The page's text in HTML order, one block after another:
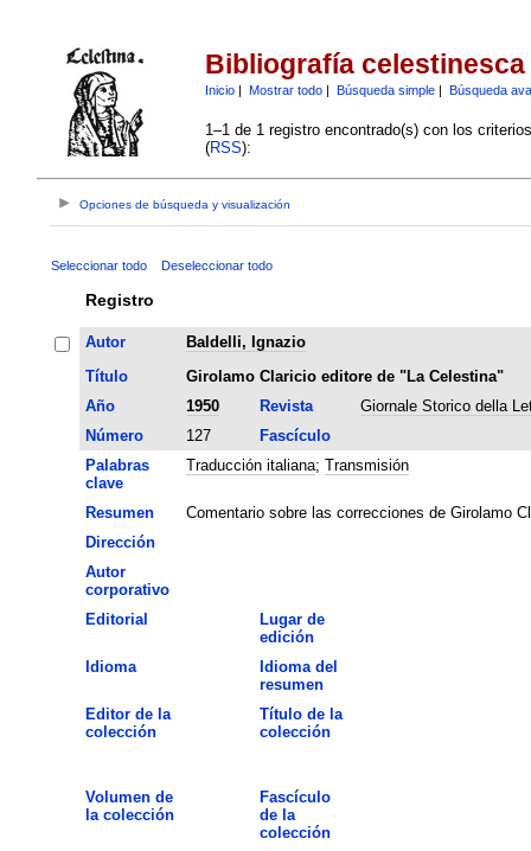
Bibliografía celestinesca
Inicio| Mostrar todo| Búsqueda simple| Búsqueda
1–1 de 1 registro encontrado(s) con los
(RSS):
Opciones de búsqueda y visualización
Seleccionar todo Deseleccionar todo
Registro
Autor
Baldelli, Ignazio
Título
Girolamo Claricio editore de "La Celestina"
Año
1950 Revista
Giornale Storico della
Número
127
Fascículo
Palabras
clave
Traducción italiana; Transmisión
Resumen
Comentario sobre las correcciones de Girolamo
Dirección
Autor
corporativo
Editorial
Lugar de
edición
Idioma
Idioma del
resumen
Editor de la
colección
Título de la
colección
Volumen de
la colección
Fascículo
de la
colección